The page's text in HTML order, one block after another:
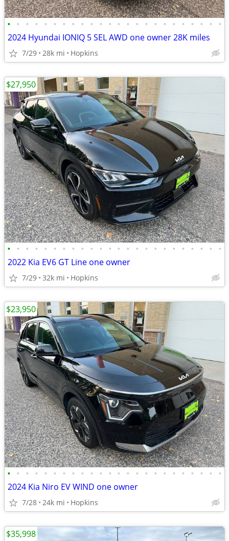
• • • • • • • • • • • • • • • • • • • • • • • •
2024 Hyundai IONIQ 5 SEL AWD one owner 28K miles
7/29 28k mi Hopkins
• • • • • • • • • • • • • • • • • • • • • • • •
2022 Kia EV6 GT Line one owner
7/29 32k mi Hopkins
$27,950
• • • • • • • • • • • • • • • • • • • • • • • •
2024 Kia Niro EV WIND one owner
7/28 24k mi Hopkins
$23,950
$35,998